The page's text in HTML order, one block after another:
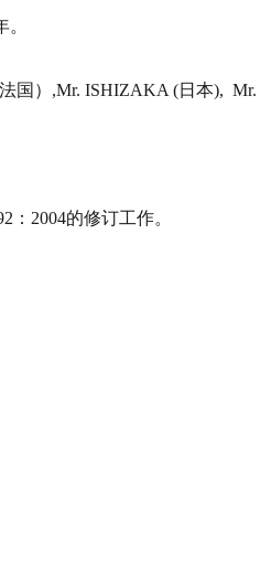
。
法国） ,Mr. ISHIZAKA (日本), Mr.
： 2004的修订工作。